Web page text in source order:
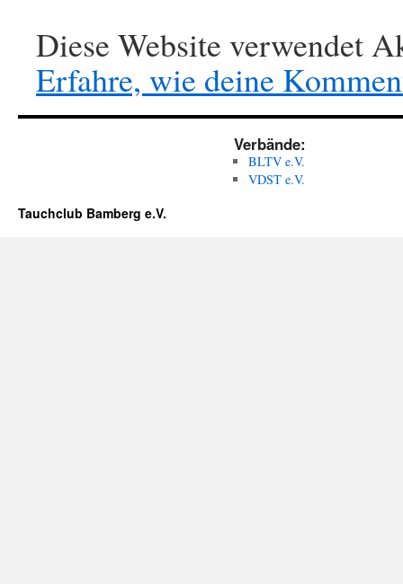
Diese Website verwendet
Erfahre, wie deine
Verbände:
BLTV e.V.
VDST e.V.
Tauchclub Bamberg e.V.